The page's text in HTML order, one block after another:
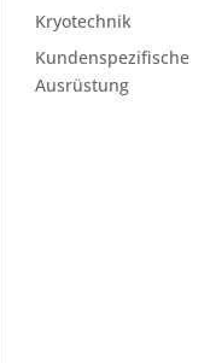
Kryotechnik
Kundenspezifische
Ausrüstung